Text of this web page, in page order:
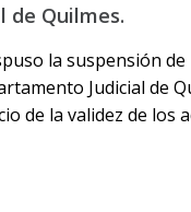
de Quilmes.
la suspensión
Judicial de
de la validez de los